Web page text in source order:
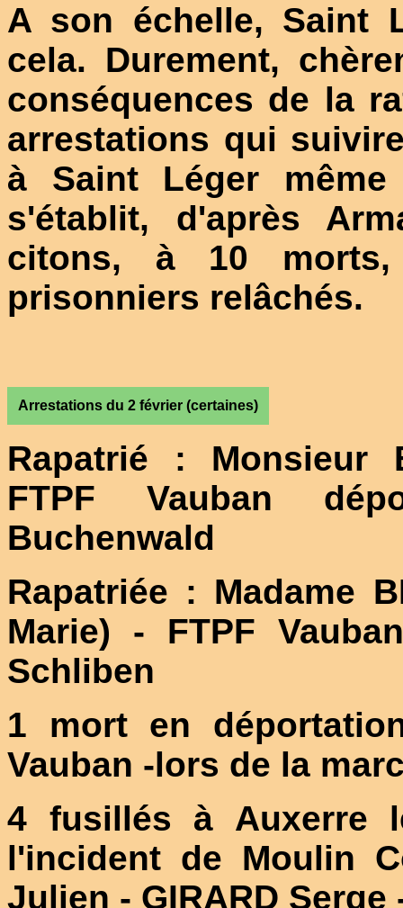
A son échelle, Saint
cela. Durement,
conséquences de la
arrestations qui
à Saint Léger
s'établit, d'après
citons, à 10
prisonniers relâchés.
Arrestations du 2 février (certaines)
Rapatrié : Monsieur
FTPF Vauban
Buchenwald
Rapatriée : Madame
Marie) - FTPF
Schliben
1 mort en
Vauban -lors de la
4 fusillés à Auxerre
l'incident de Moulin
Julien - GIRARD Serge